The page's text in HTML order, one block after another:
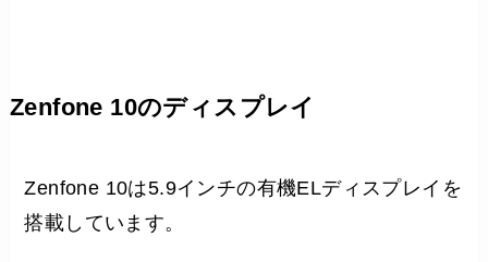
Zenfone 10のディスプレイ
Zenfone 10は5.9インチの有機ELディスプレイを
搭載しています。